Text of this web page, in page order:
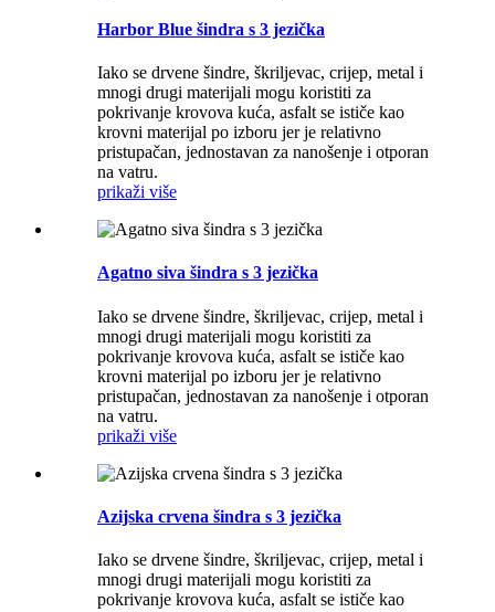
Harbor Blue šindra s 3 jezička
Iako se drvene šindre, škriljevac, crijep, metal i
mnogi drugi materijali mogu koristiti za
pokrivanje krovova kuća, asfalt se ističe kao
krovni materijal po izboru jer je relativno
pristupačan, jednostavan za nanošenje i otporan
na vatru.
prikaži više
Agatno siva šindra s 3 jezička
Iako se drvene šindre, škriljevac, crijep, metal i
mnogi drugi materijali mogu koristiti za
pokrivanje krovova kuća, asfalt se ističe kao
krovni materijal po izboru jer je relativno
pristupačan, jednostavan za nanošenje i otporan
na vatru.
prikaži više
Azijska crvena šindra s 3 jezička
Iako se drvene šindre, škriljevac, crijep, metal i
mnogi drugi materijali mogu koristiti za
pokrivanje krovova kuća, asfalt se ističe kao